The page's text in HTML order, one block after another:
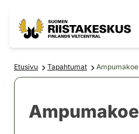
Etusivu Tapahtumat Ampumakoe
Ampumakoe